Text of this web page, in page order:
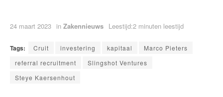
24 maart 2023 in Zakennieuws Leestijd:2 minuten leestijd
Tags: Cruit investering kapitaal
Marco Pieters
referral recruitment
Slingshot Ventures
Steye Kaersenhout